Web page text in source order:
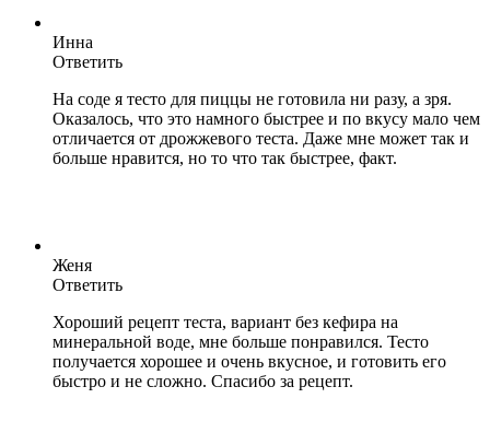
Инна
Ответить
На соде я тесто для пиццы не готовила ни разу, а зря.
Оказалось, что это намного быстрее и по вкусу мало чем
отличается от дрожжевого теста. Даже мне может так и
больше нравится, но то что так быстрее, факт.
Женя
Ответить
Хороший рецепт теста, вариант без кефира на
минеральной воде, мне больше понравился. Тесто
получается хорошее и очень вкусное, и готовить его
быстро и не сложно. Спасибо за рецепт.